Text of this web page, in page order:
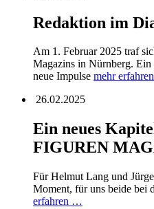
Redaktion im
Am 1. Februar 2025 traf
Magazins in Nürnberg.
neue Impulse mehr
26.02.2025
Ein neues
FIGUREN
Für Helmut Lang und
Moment, für uns beide bei
erfahren …